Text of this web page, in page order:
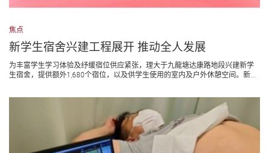
焦点
新学生宿舍兴建工程展开 推动全人发展
为丰富学生学习体验及纾缓宿位供应紧张，理大于九⿓塘达康路地段兴建新学
生宿舍，提供额外1,680个宿位，以及供学生使用的室内及户外休憩空间。新...